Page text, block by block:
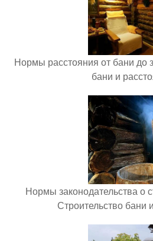
Нормы расстояния от бани до
бани и
Нормы законодательства о
Строительство бани